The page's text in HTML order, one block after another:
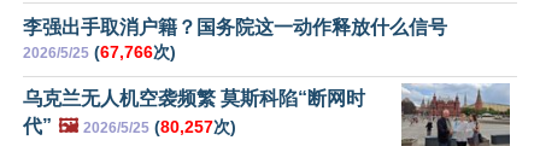
李强出手取消户籍？国务院这一动作释放什么信号
2026/5/25 (67,766次)
乌克兰无人机空袭频繁 莫斯科陷“断网时
代” 🖼️ 2026/5/25 (80,257次)